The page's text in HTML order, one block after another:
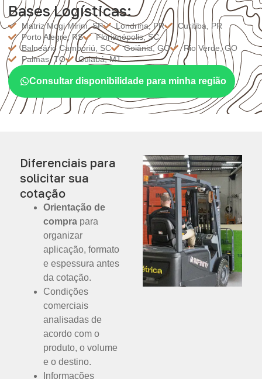
Bases Logísticas:
Matriz Mogi Mirim, SP Londrina, PR
Curitiba, PR
Porto Alegre, RS
Florianópolis, SC
Balneário Camboriú, SC
Goiânia, GO
Rio Verde, GO
Palmas, TO
Cuiabá, MT
Consultar disponibilidade para minha região
Diferenciais para
solicitar sua
cotação
Orientação de
compra para
organizar
aplicação, formato
e espessura antes
da cotação.
Condições
comerciais
analisadas de
acordo com o
produto, o volume
e o destino.
Informações